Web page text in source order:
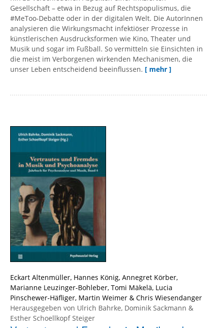
Gesellschaft – etwa in Bezug auf Rechtspopulismus, die
#MeToo-Debatte oder in der digitalen Welt. Die AutorInnen
analysieren die Wirkungsmacht infektiöser Prozesse in
künstlerischen Ausdrucksformen wie Kino, Theater und
Musik und sogar im Fußball. So vermitteln sie Einsichten in
die meist im Verborgenen wirkenden Mechanismen, die
unser Leben entscheidend beeinflussen. [ mehr ]
Eckart Altenmüller, Hannes König, Annegret Körber,
Marianne Leuzinger-Bohleber, Tomi Mäkelä, Lucia
Pinschewer-Häfliger, Martin Weimer & Chris Wiesendanger
Herausgegeben von Ulrich Bahrke, Dominik Sackmann &
Esther Schoellkopf Steiger